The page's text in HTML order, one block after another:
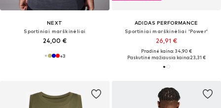
NEXT
Sportiniai marškinėliai
24,00 €
+3
ADIDAS PERFORMANCE
Sportiniai marškinėliai 'Power'
26,91 €
Pradinė kaina: 34,90 €
Paskutinė mažiausia kaina:23,31 €